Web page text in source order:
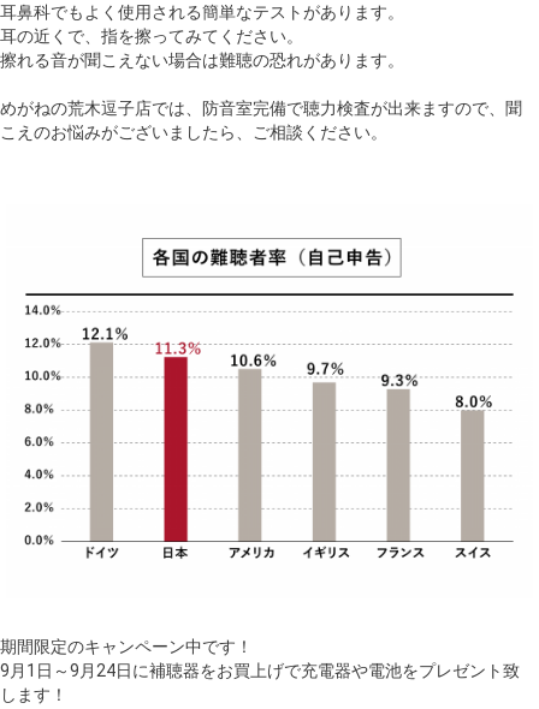
耳鼻科でもよく使用される簡単なテストがあります。
耳の近くで、指を擦ってみてください。
擦れる音が聞こえない場合は難聴の恐れがあります。
めがねの荒木逗子店では、防音室完備で聴力検査が出来ますので、聞
こえのお悩みがございましたら、ご相談ください。
期間限定のキャンペーン中です！
9月1日～9月24日に補聴器をお買上げで充電器や電池をプレゼント致
します！